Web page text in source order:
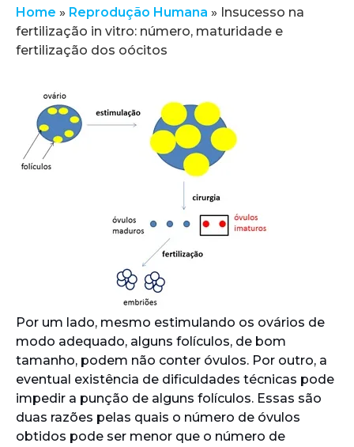
Home » Reprodução Humana » Insucesso na
fertilização in vitro: número, maturidade e
fertilização dos oócitos
Por um lado, mesmo estimulando os ovários de
modo adequado, alguns folículos, de bom
tamanho, podem não conter óvulos. Por outro, a
eventual existência de dificuldades técnicas pode
impedir a punção de alguns folículos. Essas são
duas razões pelas quais o número de óvulos
obtidos pode ser menor que o número de